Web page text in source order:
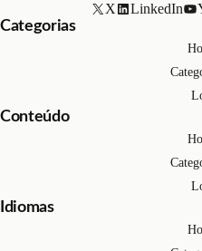
X LinkedIn
Categorias
Conteúdo
Idiomas